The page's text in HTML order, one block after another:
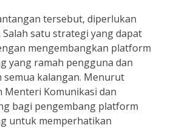
tersebut, diperlukan
satu strategi yang dapat
mengembangkan platform
yang ramah pengguna dan
semua kalangan. Menurut
Menteri Komunikasi dan
bagi pengembang platform
untuk memperhatikan